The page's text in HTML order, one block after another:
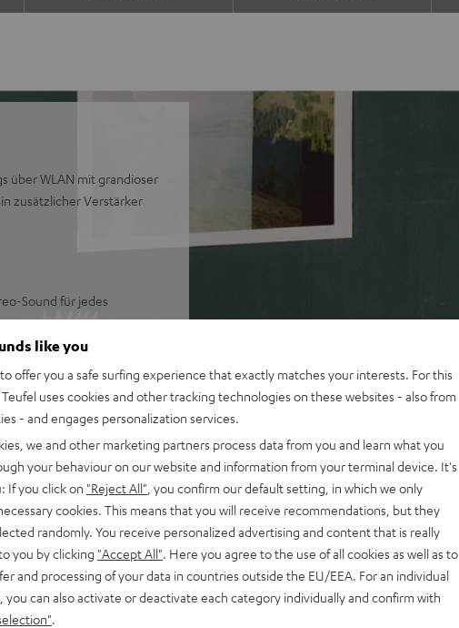
über WLAN mit grandioser
zusätzlicher Verstärker
Sound für jedes
Spotify Connect,
Auswahl von Musikapps,
Räumlichkeit
Mitten sowie
mit 2 x Class-D-
von bis zu 109 dB SPL
Wiedergabe
Aufwachen aus dem
Podcasts, sowie für
2 oder Google Cast
like you
offer you a safe surfing experience that exactly matches your interests. For this
uses cookies and other tracking technologies on these websites - also from
- and engages personalization services.
we and other marketing partners process data from you and learn what you
your behaviour on our website and information from your terminal device. It's
If you click on "Reject All" , you confirm our default setting, in which we only
cookies. This means that you will receive recommendations, but they
randomly. You receive personalized advertising and content that is really
you by clicking "Accept All" . Here you agree to the use of all cookies as well as to
and processing of your data in countries outside the EU/EEA. For an individual
you can also activate or deactivate each category individually and confirm with